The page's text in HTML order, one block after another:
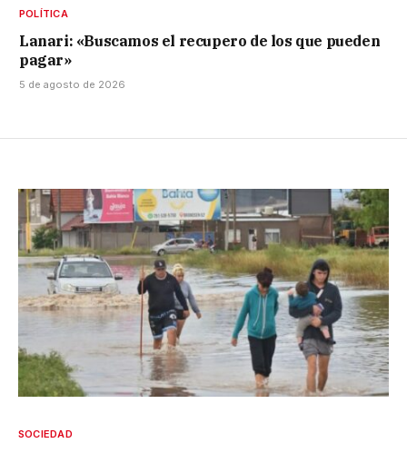
POLÍTICA
Lanari: «Buscamos el recupero de los que pueden
pagar»
5 de agosto de 2026
SOCIEDAD